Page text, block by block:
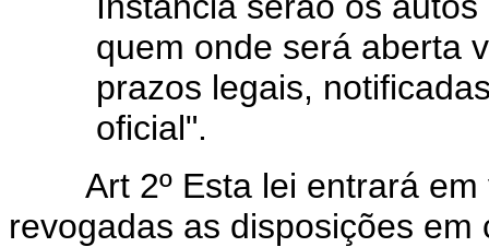
quem onde será aberta
prazos legais,
oficial".
Art 2º Esta lei entrará
revogadas as disposições em